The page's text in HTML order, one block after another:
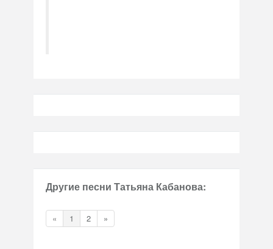
Другие песни Татьяна Кабанова:
« 1 2 »